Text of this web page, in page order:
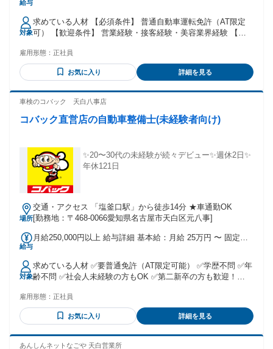
給与
（固定残業時間：1ヶ月あたり30時間） 固定残業時間を超え
た勤務時間については別途残業代を支給する 【一律手当】 全
員に一律で支払われる通勤・皆勤・家族手当金額：なし 全員
に一律で支払われるその他手当金額：なし ✅インセンティブ
対象
求めている人材 【必須条件】 普通自動車運転免許（AT限定
可） 【歓迎条件】 営業経験・接客経験・美容業界経験 【こ
方 ・提案の工夫で成果を出すのが好きな方 ・美容業界に興味
がある・携わってみたい方 ・目標達成の達成感をモチベーシ
ョンにできる方 ・移動中の運転も苦にならない方
雇用形態： 正社員
お気に入り 詳細を見る
車検のコバック 天白八事店
コバック直営店の自動車整備士(未経験者向け)
✨20〜30代の未経験が続々デビュー✨週休2日✨
年休121日
場所
交通・アクセス 「塩釜口駅」から徒歩14分 ★車通勤OK
[勤務地：〒468-0066愛知県名古屋市天白区元八事]
給与
月給250,000円以上 給与詳細 基本給：月給 25万円 〜 固定残
勤・家族手当金額：なし 全員に一律で支払われるその他手当
金額：なし ✨整備経験者など給与は 前職給与をできる限り保
証します！ ✨もし転職の際に転居が伴えば 住宅補助など応相
談。 ✨経験者の方は、 さらに前職給与を保証！ 3級自動車整
円 別途：検査員資格：3万円 例)検査員資格＋1級自動車整備
士 →8万円の手当♪ 手厚い給与体制でお迎えします。
対象
求めている人材 ✅要普通免許（AT限定可能） ✅学歴不問 ✅年
齢不問 ✅社会人未経験の方もOK ✅第二新卒の方も歓迎！
＝＝ 経験も資格も一切不問！ ・車が好き ・整備士になって
みたい ・モノづくりが好き ・正社員として安定したい ・手
に職をつけたい ・若いうちに技術を学びたい ・未経験からキ
す！
雇用形態： 正社員
お気に入り 詳細を見る
あんしんネットなごや 天白営業所